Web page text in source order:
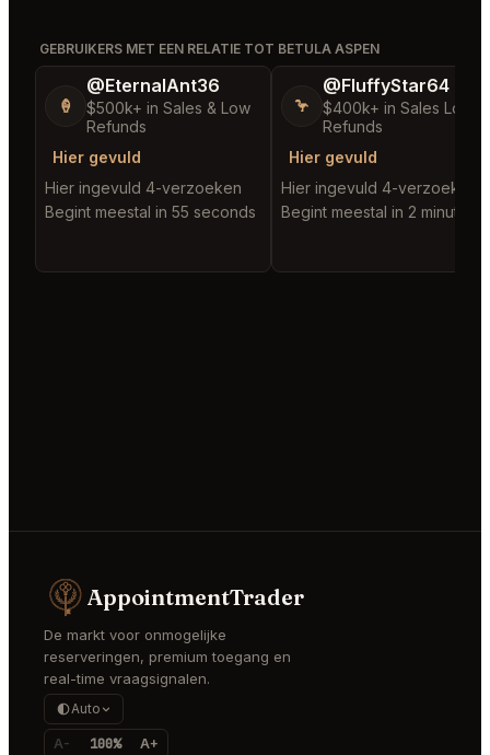
GEBRUIKERS MET EEN RELATIE TOT BETULA ASPEN
🍦
@EternalAnt36
$500k+ in Sales & Low
Refunds
Hier gevuld
Hier ingevuld 4-verzoeken
Begint meestal in 55 seconds
🦩
@FluffyStar64
$400k+ in Sales Low
Refunds
Hier gevuld
Hier ingevuld 4-verzoeken
Begint meestal in 2 minutes
AppointmentTrader
De markt voor onmogelijke
reserveringen, premium toegang en
real-time vraagsignalen.
Auto
A- 100% A+